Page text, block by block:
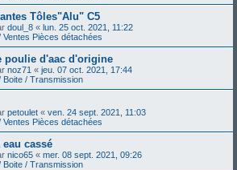
Tôles"Alu" C5
doul_8 « lun. 25 oct. 2021, 11:22
Ventes Pièces détachées
poulie d'aac d'origine
noz71 « jeu. 07 oct. 2021, 17:44
Boite / Transmission
petoulet « ven. 24 sept. 2021, 11:03
Ventes Pièces détachées
cassé
nico65 « mer. 08 sept. 2021, 09:26
Boite / Transmission